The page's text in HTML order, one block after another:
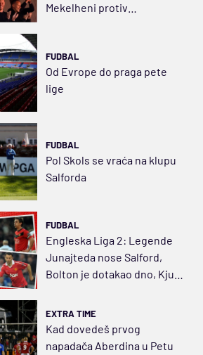
Mekelheni protiv
FUDBAL
Od Evrope do praga pete
lige
FUDBAL
Pol Skols se vraća na klupu
Salforda
FUDBAL
Engleska Liga 2: Legende
Junajteda nose Salford,
Bolton je dotakao dno, Kjuel
EXTRA TIME
Kad dovedeš prvog
napadača Aberdina u Petu